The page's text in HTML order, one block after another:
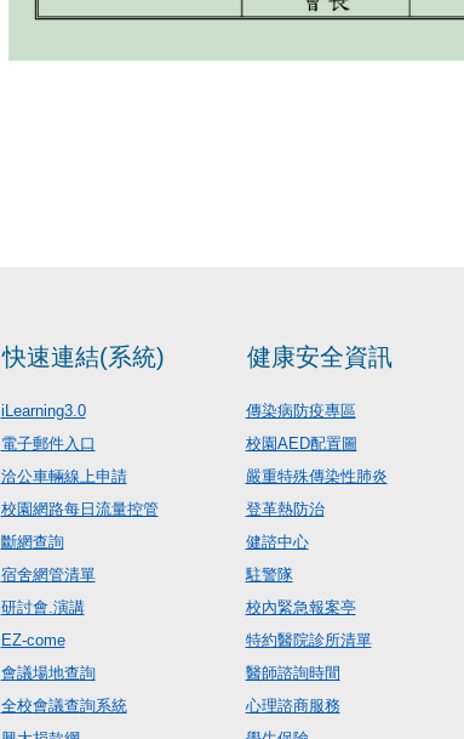
快速連結(系統)
iLearning3.0
電子郵件入口
洽公車輛線上申請
校園網路每日流量控管
斷網查詢
宿舍網管清單
研討會.演講
EZ-come
會議場地查詢
全校會議查詢系統
健康安全資訊
傳染病防疫專區
校園AED配置圖
嚴重特殊傳染性肺炎
登革熱防治
健諮中心
駐警隊
校內緊急報案亭
特約醫院診所清單
醫師諮詢時間
心理諮商服務